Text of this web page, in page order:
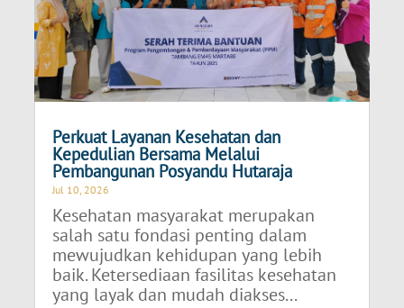
Perkuat Layanan Kesehatan dan
Kepedulian Bersama Melalui
Pembangunan Posyandu Hutaraja
Jul 10, 2026
Kesehatan masyarakat merupakan
salah satu fondasi penting dalam
mewujudkan kehidupan yang lebih
baik. Ketersediaan fasilitas kesehatan
yang layak dan mudah diakses...